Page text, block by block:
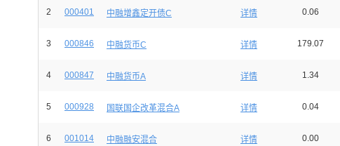
2 000401 中融增鑫定开债C 详情 0.06
3 000846 中融货币C 详情 179.07
4 000847 中融货币A 详情 1.34
5 000928 国联国企改革混合A 详情 0.04
6 001014 中融融安混合 详情 0.00